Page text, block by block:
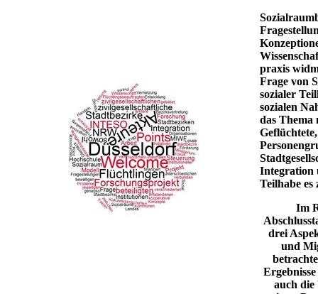
praxis
Frage von
sozialer
sozialen
das Thema
Integration
Teilhabe es
Im
drei
und
auch